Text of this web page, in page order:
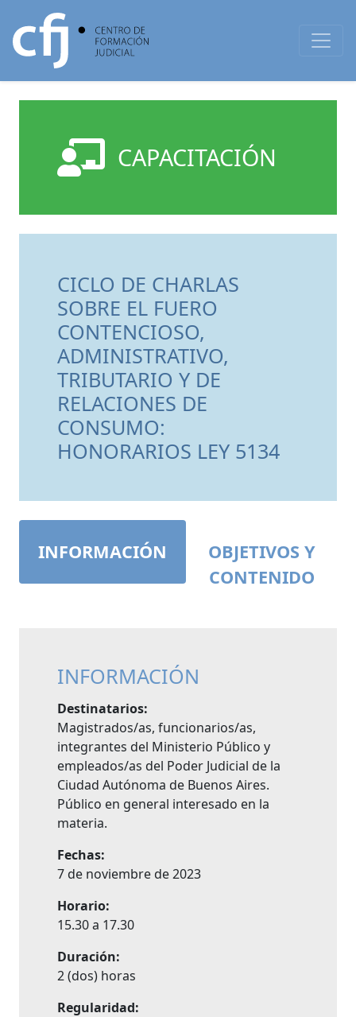
CAPACITACIÓN
CICLO DE CHARLAS
SOBRE EL FUERO
CONTENCIOSO,
ADMINISTRATIVO,
TRIBUTARIO Y DE
RELACIONES DE
CONSUMO:
HONORARIOS LEY 5134
INFORMACIÓN
OBJETIVOS Y
CONTENIDO
INFORMACIÓN
Destinatarios:
Magistrados/as, funcionarios/as,
integrantes del Ministerio Público y
empleados/as del Poder Judicial de la
Ciudad Autónoma de Buenos Aires.
Público en general interesado en la
materia.
Fechas:
7 de noviembre de 2023
Horario:
15.30 a 17.30
Duración:
2 (dos) horas
Regularidad: